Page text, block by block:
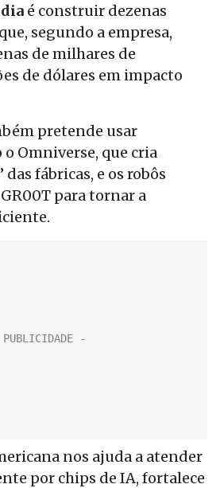
é construir dezenas
segundo a empresa,
de milhares de
de dólares em impacto
pretende usar
Omniverse, que cria
fábricas, e os robôs
para tornar a
nos ajuda a atender
por chips de IA, fortalece